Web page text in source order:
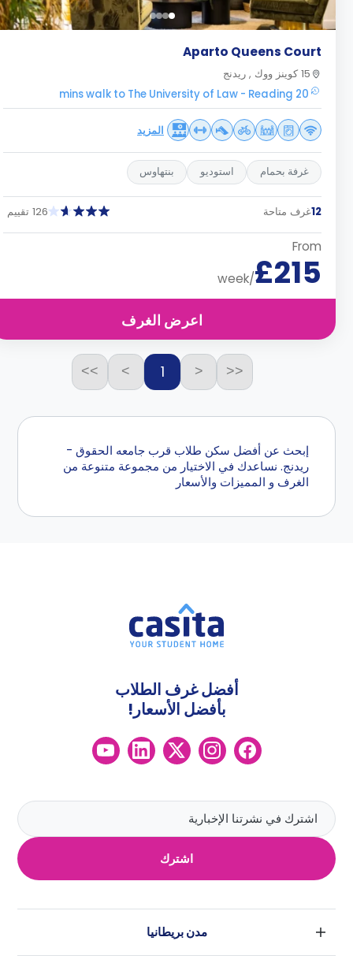
Aparto Queens Court
15 كوينز ووك , ريدنج
20 mins walk to The University of Law - Reading
المزيد
غرفة بحمام استوديو بنتهاوس
غرف متاحة 126 تقييم
From
£215
/week
اعرض الغرف
<<
>>
إبحث عن أفضل سكن طلاب قرب جامعه الحقوق -
ريدنج. نساعدك في الاختيار من مجموعة متنوعة من
الغرف و المميزات والأسعار
اشترك
أفضل غرف الطلاب
بأفضل الأسعار!
مدن بريطانيا